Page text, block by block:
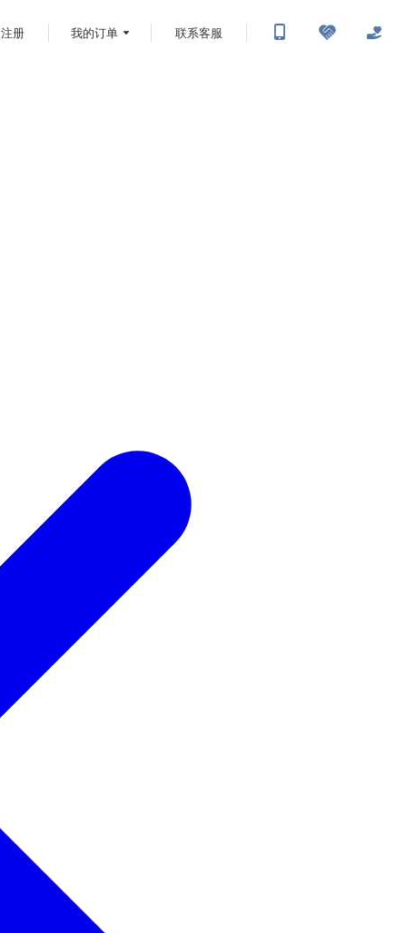
注册 我的订单 联系客服